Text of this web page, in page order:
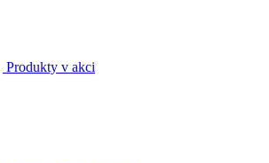
Produkty v akci